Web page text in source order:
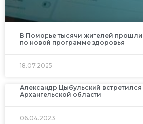
В Поморье тысячи жителей
по новой программе здоровья
18.07.2025
Александр Цыбульский
Архангельской области
06.04.2023